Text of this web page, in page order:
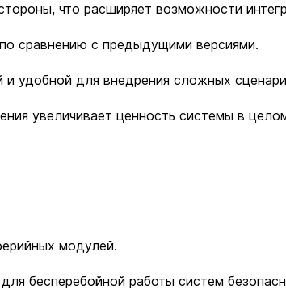
что расширяет возможности
сравнению с предыдущими версиями.
удобной для внедрения сложных
увеличивает ценность системы в
модулей.
бесперебойной работы систем